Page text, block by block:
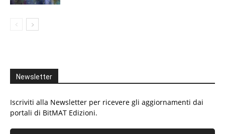
Newsletter
Iscriviti alla Newsletter per ricevere gli aggiornamenti dai
portali di BitMAT Edizioni.